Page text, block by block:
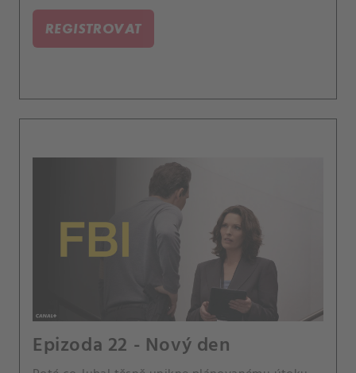
podezřelého z předchozího případu.
REGISTROVAT
Epizoda 22 - Nový den